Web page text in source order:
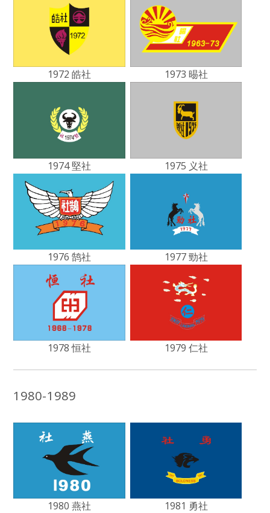
1972 皓社 1973 晹社
1974 堅社 1975 义社
1976 鹄社 1977 勁社
1978 恒社 1979 仁社
1980-1989
1980 燕社 1981 勇社